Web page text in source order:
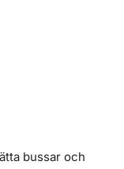
bussar och